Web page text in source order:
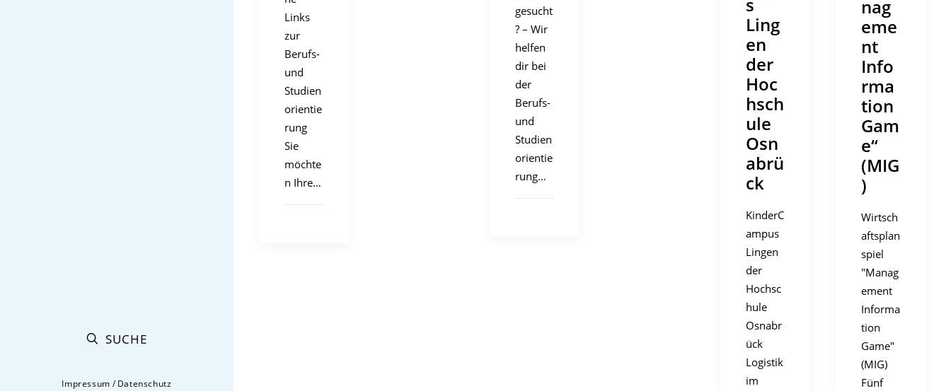
SUCHE
Impressum /Datenschutz
Links
zur
Berufs-
und
Studien
orientie
rung
Sie
möchte
n Ihre…
gesucht
? – Wir
helfen
dir bei
der
Berufs-
und
Studien
orientie
rung…
nag
eme
nt
Info
rma
tion
Gam
e“
(MIG
)
Wirtsch
aftsplan
spiel
"Manag
ement
Informa
tion
Game"
(MIG)
Fünf
Ling
en
der
Hoc
hsch
ule
Osn
abrü
ck
KinderC
ampus
Lingen
der
Hochsc
hule
Osnabr
ück
Logistik
im